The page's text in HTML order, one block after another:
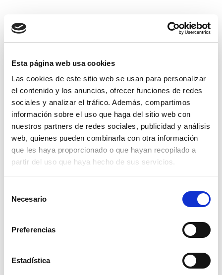
Esta página web usa cookies
Las cookies de este sitio web se usan para personalizar
el contenido y los anuncios, ofrecer funciones de redes
sociales y analizar el tráfico. Además, compartimos
información sobre el uso que haga del sitio web con
nuestros partners de redes sociales, publicidad y análisis
web, quienes pueden combinarla con otra información
que les haya proporcionado o que hayan recopilado a
partir del uso que haya hecho de sus servicios.
Necesario
Preferencias
Estadística
Productos relacionados
tratamiento antifriccion ceramic 1000cc
118,10€ comprar